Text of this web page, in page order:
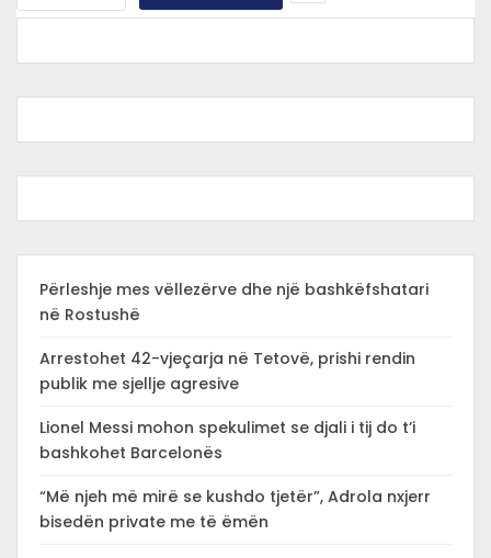
Përleshje mes vëllezërve dhe një bashkëfshatari
në Rostushë
Arrestohet 42-vjeçarja në Tetovë, prishi rendin
publik me sjellje agresive
Lionel Messi mohon spekulimet se djali i tij do t’i
bashkohet Barcelonës
“Më njeh më mirë se kushdo tjetër”, Adrola nxjerr
bisedën private me të ëmën